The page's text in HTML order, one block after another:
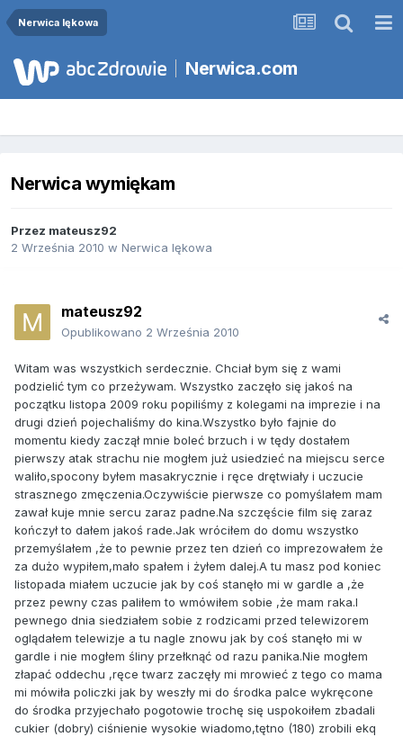
Nerwica lękowa
Nerwica.com
Nerwica wymiękam
Przez mateusz92
2 Września 2010 w Nerwica lękowa
mateusz92
Opublikowano 2 Września 2010
Witam was wszystkich serdecznie. Chciał bym się z wami
podzielić tym co przeżywam. Wszystko zaczęło się jakoś na
początku listopa 2009 roku popiliśmy z kolegami na imprezie i na
drugi dzień pojechaliśmy do kina.Wszystko było fajnie do
momentu kiedy zaczął mnie boleć brzuch i w tędy dostałem
pierwszy atak strachu nie mogłem już usiedzieć na miejscu serce
waliło,spocony byłem masakrycznie i ręce drętwiały i uczucie
strasznego zmęczenia.Oczywiście pierwsze co pomyślałem mam
zawał kuje mnie sercu zaraz padne.Na szczęście film się zaraz
kończył to dałem jakoś rade.Jak wróciłem do domu wszystko
przemyślałem ,że to pewnie przez ten dzień co imprezowałem że
za dużo wypiłem,mało spałem i żyłem dalej.A tu masz pod koniec
listopada miałem uczucie jak by coś stanęło mi w gardle a ,że
przez pewny czas paliłem to wmówiłem sobie ,że mam raka.I
pewnego dnia siedziałem sobie z rodzicami przed telewizorem
oglądałem telewizje a tu nagle znowu jak by coś stanęło mi w
gardle i nie mogłem śliny przełknąć od razu panika.Nie mogłem
złapać oddechu ,ręce twarz zaczęły mi mrowieć z tego co mama
mi mówiła policzki jak by weszły mi do środka palce wykręcone
do środka przyjechało pogotowie trochę się uspokoiłem zbadali
cukier (dobry) ciśnienie wysokie wiadomo,tętno (180) zrobili ekq